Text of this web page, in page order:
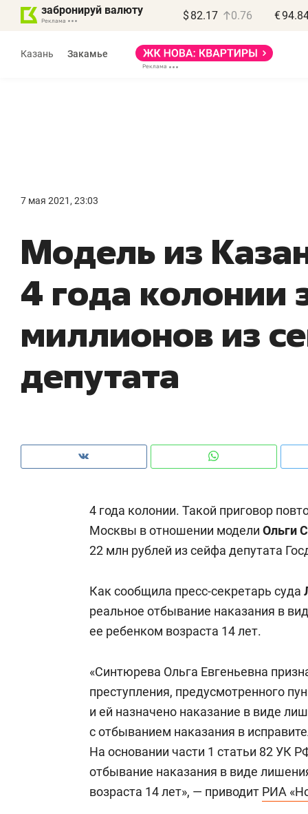
забронируй валюту $ 82.17 0.76 €
Казань Закамье
7 мая 2021, 23:03
Модель из
4 года колонии
миллионов из
депутата
4 года колонии. Такой приговор
Москвы в отношении модели Ольги
22 млн рублей из сейфа депутата
Как сообщила пресс-секретарь суда
реальное отбывание наказания в
ее ребенком возраста 14 лет.
«Синтюрева Ольга Евгеньевна
преступления, предусмотренного
и ей назначено наказание в виде
с отбыванием наказания в
На основании части 1 статьи 82 УК
отбывание наказания в виде
возраста 14 лет», — приводит РИА
правил, бизнес может
потерять минимум
Как бизнесу выйти на зарубежные
чем интересен Оман?
строят тишину в казанском
ЖК «Заря»
Рекомендуем
когда
свою